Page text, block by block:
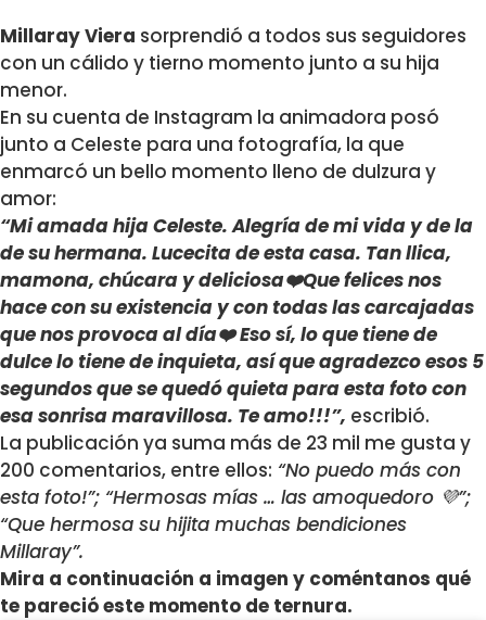
Millaray Viera sorprendió a todos sus seguidores
con un cálido y tierno momento junto a su hija
menor.
En su cuenta de Instagram la animadora posó
junto a Celeste para una fotografía, la que
enmarcó un bello momento lleno de dulzura y
amor:
“Mi amada hija Celeste. Alegría de mi vida y de la
de su hermana. Lucecita de esta casa. Tan llica,
mamona, chúcara y deliciosa❤️Que felices nos
hace con su existencia y con todas las carcajadas
que nos provoca al día❤️ Eso sí, lo que tiene de
dulce lo tiene de inquieta, así que agradezco esos 5
segundos que se quedó quieta para esta foto con
esa sonrisa maravillosa. Te amo!!!”, escribió.
La publicación ya suma más de 23 mil me gusta y
200 comentarios, entre ellos: “No puedo más con
esta foto!”; “Hermosas mías … las amoquedoro 💜”;
“Que hermosa su hijita muchas bendiciones
Millaray”.
Mira a continuación a imagen y coméntanos qué
te pareció este momento de ternura.